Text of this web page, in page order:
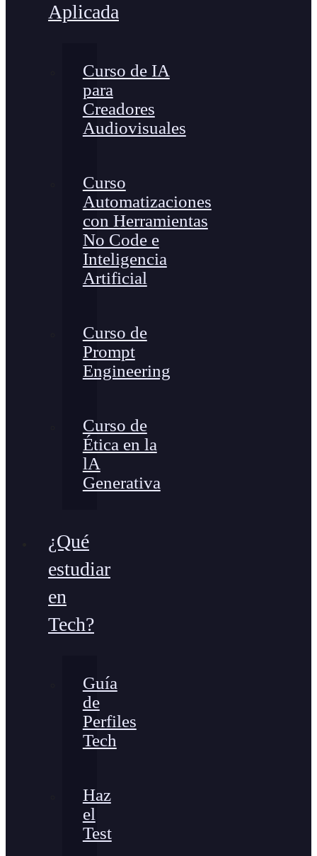
Aplicada
Curso de IA
para
Creadores
Audiovisuales
Curso
Automatizaciones
con Herramientas
No Code e
Inteligencia
Artificial
Curso de
Prompt
Engineering
Curso de
Ética en la
lA
Generativa
¿Qué
estudiar
en
Tech?
Guía
de
Perfiles
Tech
Haz
el
Test